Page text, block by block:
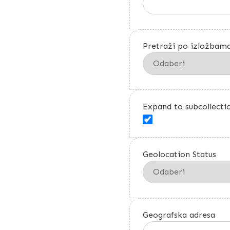
Pretraži po
Expand to
Geolocation Status
Geografska adresa